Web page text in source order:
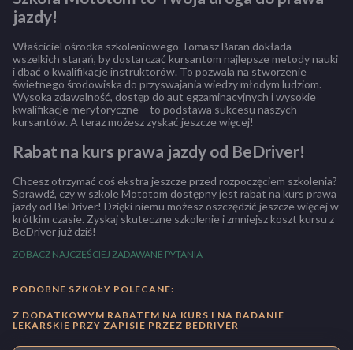
jazdy!
Właściciel ośrodka szkoleniowego Tomasz Baran dokłada
wszelkich starań, by dostarczać kursantom najlepsze metody nauki
i dbać o kwalifikacje instruktorów. To pozwala na stworzenie
świetnego środowiska do przyswajania wiedzy młodym ludziom.
Wysoka zdawalność, dostęp do aut egzaminacyjnych i wysokie
kwalifikacje merytoryczne – to podstawa sukcesu naszych
kursantów. A teraz możesz zyskać jeszcze więcej!
Rabat na kurs prawa jazdy od BeDriver!
Chcesz otrzymać coś ekstra jeszcze przed rozpoczęciem szkolenia?
Sprawdź, czy w szkole Mototom dostępny jest rabat na kurs prawa
jazdy od BeDriver! Dzięki niemu możesz oszczędzić jeszcze więcej w
krótkim czasie. Zyskaj skuteczne szkolenie i zmniejsz koszt kursu z
BeDriver już dziś!
ZOBACZ NAJCZĘŚCIEJ ZADAWANE PYTANIA
PODOBNE SZKOŁY POLECANE:
Z DODATKOWYM RABATEM NA KURS I NA BADANIE
LEKARSKIE PRZY ZAPISIE PRZEZ BEDRIVER